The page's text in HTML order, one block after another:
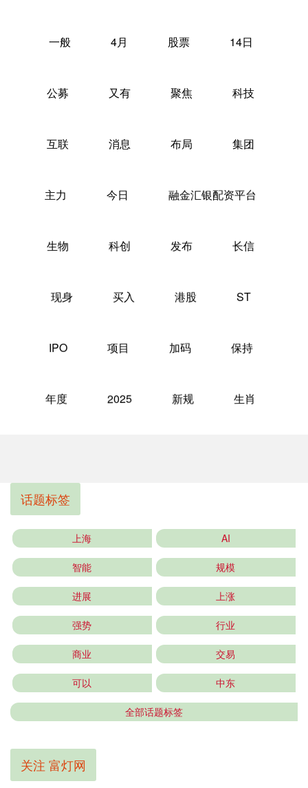
一般 4月 股票 14日
公募 又有 聚焦 科技
互联 消息 布局 集团
主力 今日 融金汇银配资平台
生物 科创 发布 长信
现身 买入 港股 ST
IPO 项目 加码 保持
年度 2025 新规 生肖
话题标签
上海 AI
智能 规模
进展 上涨
强势 行业
商业 交易
可以 中东
全部话题标签
关注 富灯网